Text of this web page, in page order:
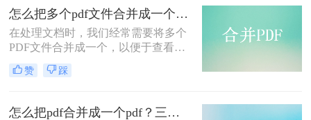
法，帮助您轻松完成PDF文件的合并
任务。
怎么把多个pdf文件合并成一个？试试看这二种转换方式！
在处理文档时，我们经常需要将多个
PDF文件合并成一个，以便于查看、
传输和存档。那么怎么把多个pdf文件
合并成一个呢？本文将介绍两种常用
PDF合并任务。
赞 踩
怎么把pdf合并成一个pdf？三种方法教你快速合并pdf！